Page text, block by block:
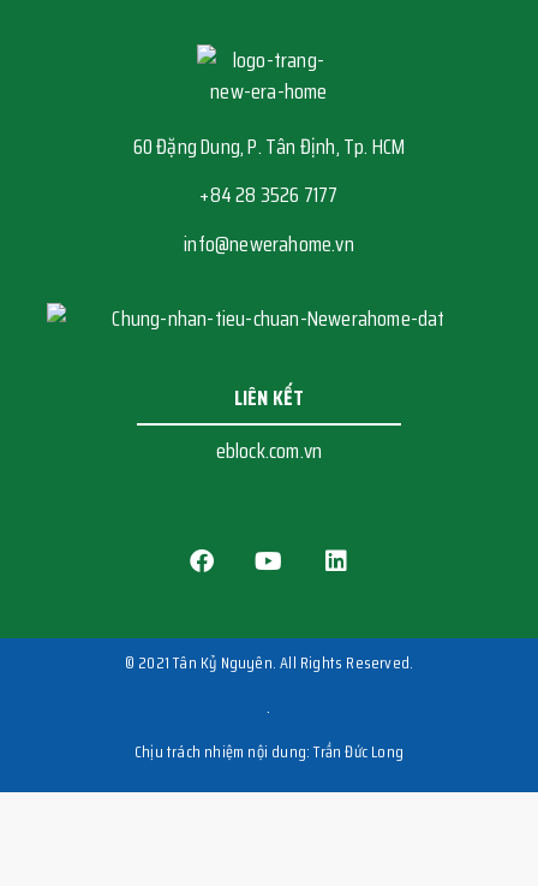
60 Đặng Dung, P. Tân Định, Tp. HCM
+84 28 3526 7177
info@newerahome.vn
LIÊN KẾT
eblock.com.vn
© 2021 Tân Kỷ Nguyên. All Rights Reserved.
.
Chịu trách nhiệm nội dung: Trần Đức Long